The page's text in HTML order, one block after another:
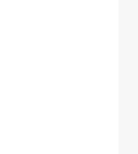
めを刺されるｗｗｗ
ピードに世界が衝撃